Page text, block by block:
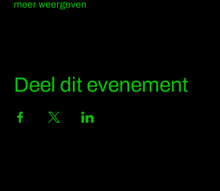
meer weergeven
Deel dit evenement